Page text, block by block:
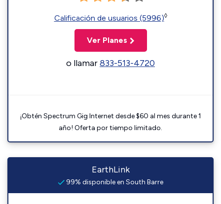
Calificación de usuarios (5996)◊
Ver Planes
o llamar833-513-4720
¡Obtén Spectrum Gig Internet desde $60 al mes durante 1
año! Oferta por tiempo limitado.
EarthLink
99% disponible en South Barre